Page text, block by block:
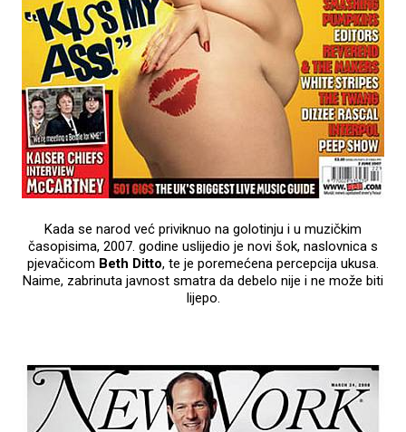
Kada se narod već priviknuo na golotinju i u muzičkim
časopisima, 2007. godine uslijedio je novi šok, naslovnica s
pjevačicom Beth Ditto, te je poremećena percepcija ukusa.
Naime, zabrinuta javnost smatra da debelo nije i ne može biti
lijepo.